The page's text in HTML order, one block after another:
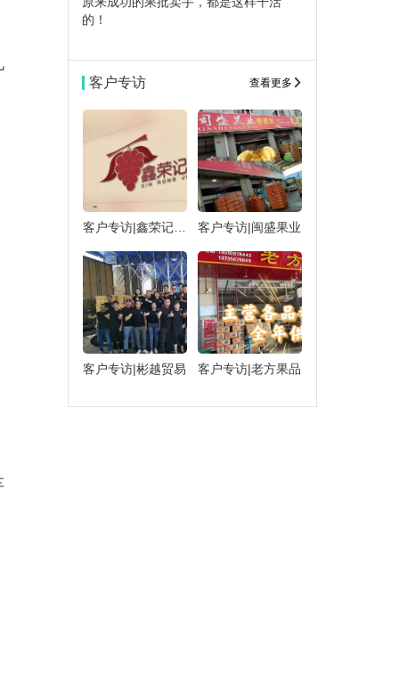
的！
客户专访 查看更多
客户专访|闽盛果业
客户专访|彬越贸易 客户专访|老方果品